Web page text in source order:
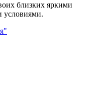
близких яркими
условиями.